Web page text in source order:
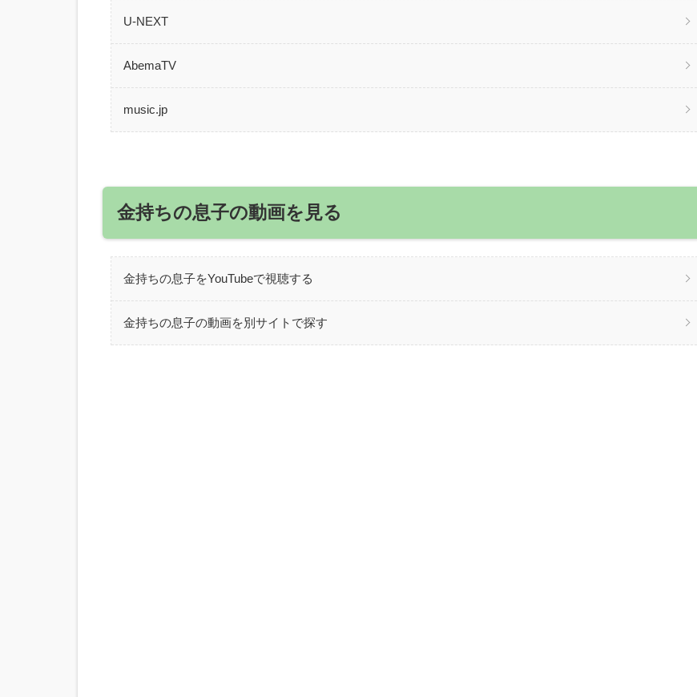
U-NEXT
AbemaTV
music.jp
金持ちの息子の動画を見る
金持ちの息子をYouTubeで視聴する
金持ちの息子の動画を別サイトで探す